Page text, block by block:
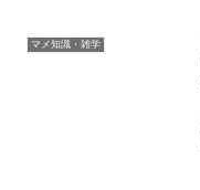
マメ知識・雑学